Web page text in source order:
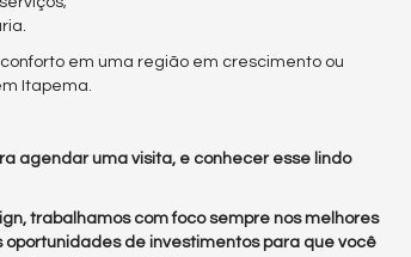
em uma região em crescimento ou
Itapema.
agendar uma visita, e conhecer esse lindo
trabalhamos com foco sempre nos melhores
de investimentos para que você